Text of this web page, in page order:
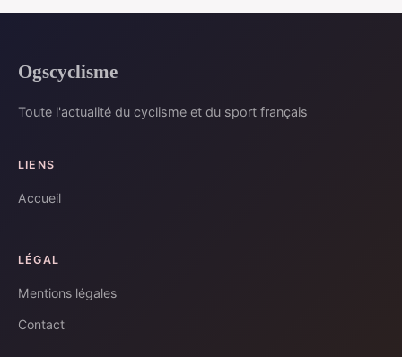
Ogscyclisme
Toute l'actualité du cyclisme et du sport français
LIENS
Accueil
LÉGAL
Mentions légales
Contact